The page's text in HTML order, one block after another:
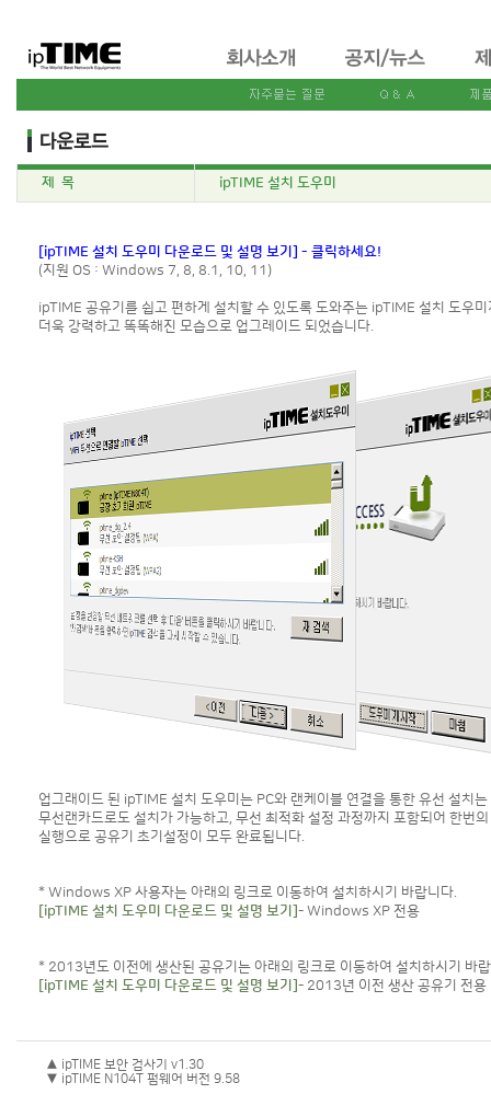
제 목 ipTIME 설치 도우미
[ipTIME 설치 도우미 다운로드 및 설명 보기] - 클릭하세요!
(지원 OS : Windows 7, 8, 8.1, 10, 11)
ipTIME 공유기를 쉽고 편하게 설치할 수 있도록 도와주는 ipTIME 설치 도우미
더욱 강력하고 똑똑해진 모습으로 업그레이드 되었습니다.
업그래이드 된 ipTIME 설치 도우미는 PC와 랜케이블 연결을 통한 유선 설치는
무선랜카드로도 설치가 가능하고, 무선 최적화 설정 과정까지 포함되어 한번
실행으로 공유기 초기설정이 모두 완료됩니다.
* Windows XP 사용자는 아래의 링크로 이동하여 설치하시기 바랍니다.
[ipTIME 설치 도우미 다운로드 및 설명 보기] - Windows XP 전용
* 2013년도 이전에 생산된 공유기는 아래의 링크로 이동하여 설치하시기 바
[ipTIME 설치 도우미 다운로드 및 설명 보기] - 2013년 이전 생산 공유기 전용
▲ ipTIME 보안 검사기 v1.30
▼ ipTIME N104T 펌웨어 버전 9.58